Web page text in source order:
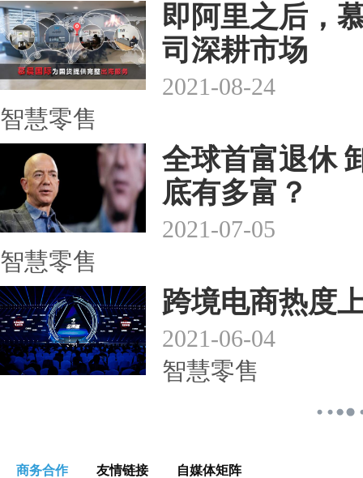
即阿里之后，
司深耕市场
2021-08-24
智慧零售
全球首富退休
底有多富？
2021-07-05
智慧零售
跨境电商热度
2021-06-04
智慧零售
商务合作 友情链接 自媒体矩阵